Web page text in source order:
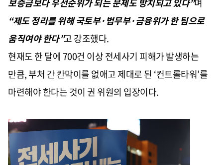
“제도 정리를 위해 국토부·법무부·금융위가 한 팀으로
움직여야 한다”고 강조했다.
현재도 한 달에 700건 이상 전세사기 피해가 발생하는
만큼, 부처 간 칸막이를 없애고 제대로 된 ‘컨트롤타워’를
마련해야 한다는 것이 권 위원의 입장이다.